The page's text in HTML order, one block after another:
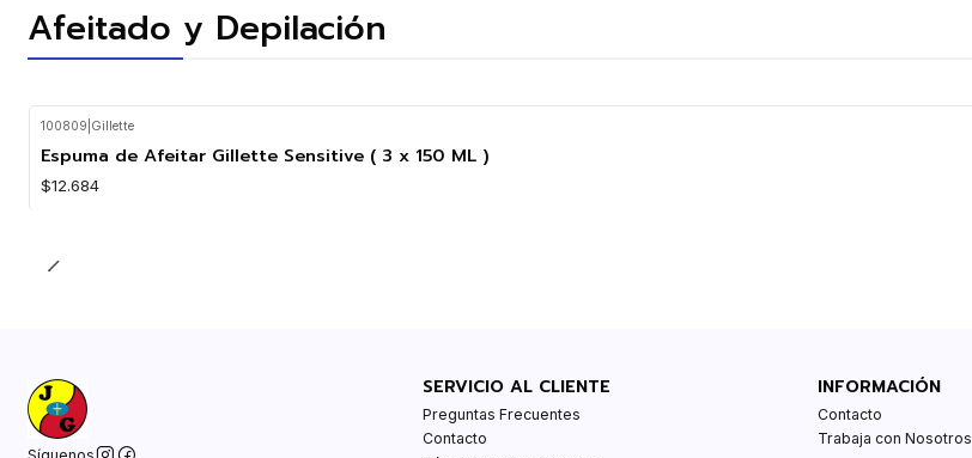
Afeitado y Depilación
100809 Gillette
Espuma de Afeitar Gillette Sensitive ( 3 x 150 ML )
$12.684
SERVICIO AL CLIENTE
Preguntas Frecuentes
Contacto
INFORMACIÓN
Contacto
Trabaja con Nosotros